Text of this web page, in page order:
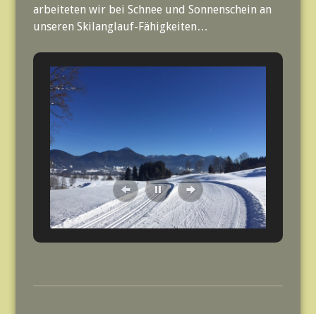
arbeiteten wir bei Schnee und Sonnenschein an
unseren Skilanglauf-Fähigkeiten…